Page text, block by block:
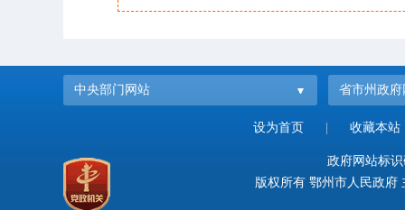
中央部门网站 省市州政府
设为首页 收藏本站
政府网站标
版权所有 鄂州市人民政府